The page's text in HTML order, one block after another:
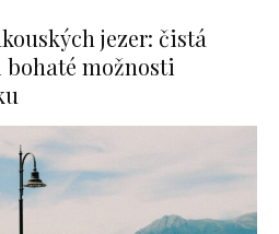
jezer: čistá
bohaté možnosti